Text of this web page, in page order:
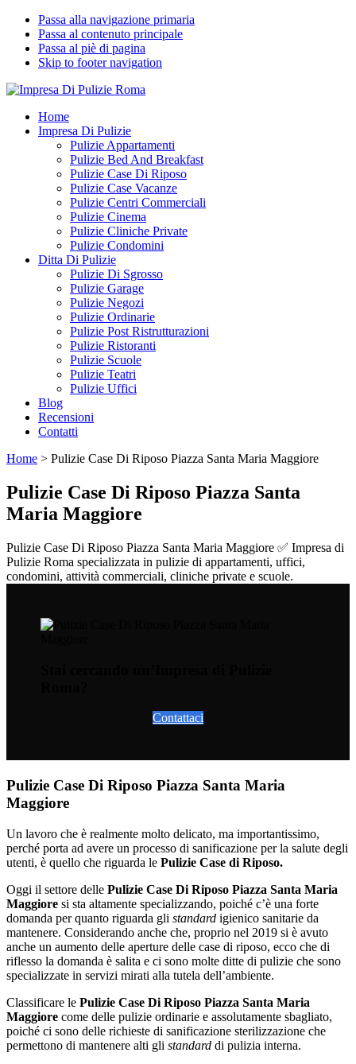
Passa alla navigazione primaria
Passa al contenuto principale
Passa al piè di pagina
Skip to footer navigation
Impresa Di Pulizie Roma
✅ Abitazioni e Attività Commerciali
Home
Impresa Di Pulizie
Pulizie Appartamenti
Pulizie Bed And Breakfast
Pulizie Case Di Riposo
Pulizie Case Vacanze
Pulizie Centri Commerciali
Pulizie Cinema
Pulizie Cliniche Private
Pulizie Condomini
Ditta Di Pulizie
Pulizie Di Sgrosso
Pulizie Garage
Pulizie Negozi
Pulizie Ordinarie
Pulizie Post Ristrutturazioni
Pulizie Ristoranti
Pulizie Scuole
Pulizie Teatri
Pulizie Uffici
Blog
Recensioni
Contatti
Home > Pulizie Case Di Riposo Piazza Santa Maria Maggiore
Pulizie Case Di Riposo Piazza Santa
Maria Maggiore
Pulizie Case Di Riposo Piazza Santa Maria Maggiore ✅ Impresa di
Pulizie Roma specializzata in pulizie di appartamenti, uffici,
condomini, attività commerciali, cliniche private e scuole.
Contattaci
Pulizie Case Di Riposo Piazza Santa Maria
Maggiore
Un lavoro che è realmente molto delicato, ma importantissimo,
perché porta ad avere un processo di sanificazione per la salute degli
utenti, è quello che riguarda le Pulizie Case di Riposo.
Oggi il settore delle Pulizie Case Di Riposo Piazza Santa Maria
Maggiore si sta altamente specializzando, poiché c’è una forte
domanda per quanto riguarda gli standard igienico sanitarie da
mantenere. Considerando anche che, proprio nel 2019 si è avuto
anche un aumento delle aperture delle case di riposo, ecco che di
riflesso la domanda è salita e ci sono molte ditte di pulizie che sono
specializzate in servizi mirati alla tutela dell’ambiente.
Classificare le Pulizie Case Di Riposo Piazza Santa Maria
Maggiore come delle pulizie ordinarie e assolutamente sbagliato,
poiché ci sono delle richieste di sanificazione sterilizzazione che
permettono di mantenere alti gli standard di pulizia interna.